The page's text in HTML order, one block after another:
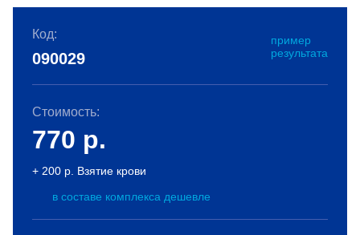
Код:
пример
результата
090029
Стоимость:
770 р.
+ 200 р. Взятие крови
в составе комплекса дешевле